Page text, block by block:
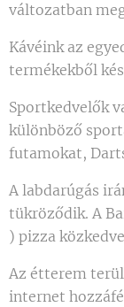
változatban
Kávéink az
termékekből
Sportkedvelők
különböző
futamokat,
A labdarúgás
tükröződik. A
) pizza
Az étterem
internet